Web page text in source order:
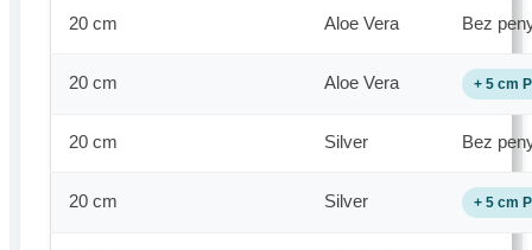
20 cm Aloe Vera Bez
20 cm Aloe Vera + 5 cm
20 cm Silver Bez
20 cm Silver + 5 cm